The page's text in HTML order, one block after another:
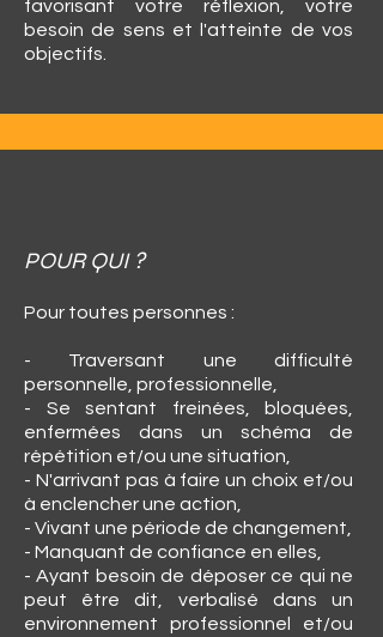
favorisant votre réflexion, votre
besoin de sens et l'atteinte de vos
objectifs.
POUR QUI ?
Pour toutes personnes :
- Traversant une difficulté
personnelle, professionnelle,
- Se sentant freinées, bloquées,
enfermées dans un schéma de
répétition et/ou une situation,
- N'arrivant pas à faire un choix et/ou
à enclencher une action,
- Vivant une période de changement,
- Manquant de confiance en elles,
- Ayant besoin de déposer ce qui ne
peut être dit, verbalisé dans un
environnement professionnel et/ou